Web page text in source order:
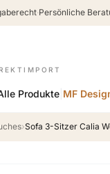
·Persönliche
Produkte MF
›Sofa 3-Sitzer Calia